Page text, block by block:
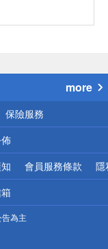
more
保險服務
會員服務條款 隱
為主